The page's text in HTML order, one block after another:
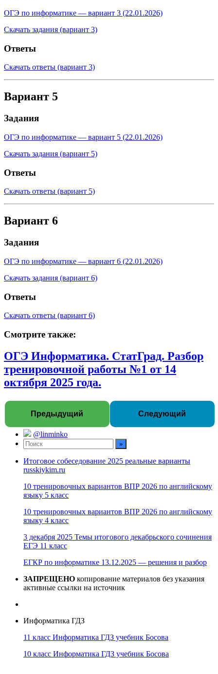
ОГЭ по информатике — вариант 3 (22.01.2026)
Скачать задания (вариант 3)
Ответы
Скачать ответы (вариант 3)
Вариант 5
Задания
ОГЭ по информатике — вариант 5 (22.01.2026)
Скачать задания (вариант 5)
Ответы
Скачать ответы (вариант 5)
Вариант 6
Задания
ОГЭ по информатике — вариант 6 (22.01.2026)
Скачать задания (вариант 6)
Ответы
Скачать ответы (вариант 6)
Смотрите также:
ОГЭ Информатика. СтатГрад. Разбор
тренировочной работы №1 от 14
октября 2025 года.
Предыдущий Следующий
@linminko
Итоговое собеседование 2025 реальные варианты
russkiykim.ru
10 тренировочных вариантов ВПР 2026 по английскому
языку 5 класс
10 тренировочных вариантов ВПР 2026 по английскому
языку 4 класс
3 декабря 2025 Темы итогового декабрьского сочинения
ЕГЭ 11 класс
ЕГКР по информатике 13.12.2025 — решения и разбор
ЗАПРЕЩЕНО копирование материалов без указания
активные ссылки на источник
Информатика ГДЗ
11 класс Информатика ГДЗ учебник Босова
10 класс Информатика ГДЗ учебник Босова